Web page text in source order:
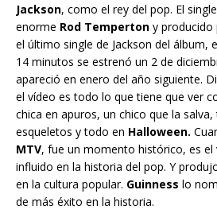
Jackson, como el rey del pop. El
enorme Rod Temperton y producido
el último single de Jackson del álbum,
14 minutos se estrenó un 2 de
apareció en enero del año siguiente.
el vídeo es todo lo que tiene que ver
chica en apuros, un chico que la
esqueletos y todo en Halloween.
MTV, fue un momento histórico, es el
influido en la historia del pop. Y
en la cultura popular. Guinness lo
de más éxito en la historia.